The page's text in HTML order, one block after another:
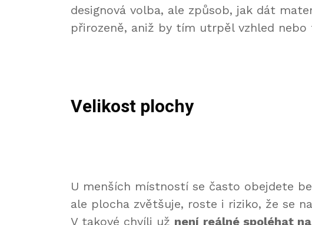
designová volba, ale způsob, jak dát
přirozeně, aniž by tím utrpěl vzhled nebo
Velikost plochy
U menších místností se často obejdete
ale plocha zvětšuje, roste i riziko, že se
V takové chvíli už není reálné spoléhat